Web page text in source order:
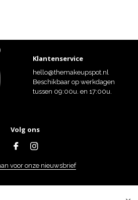
Klantenservice
hello@themakeupspot.nl
Beschikbaar op werkdagen
tussen 09:00u. en 17:00u.
Volg ons
voor onze nieuwsbrief